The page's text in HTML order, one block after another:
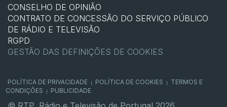
CONSELHO DE OPINIÃO
CONTRATO DE CONCESSÃO DO SERVIÇO PÚBLICO
DE RÁDIO E TELEVISÃO
RGPD
GESTÃO DAS DEFINIÇÕES DE COOKIES
POLÍTICA DE PRIVACIDADE POLÍTICA DE COOKIES
TERMOS E
CONDIÇÕES
PUBLICIDADE